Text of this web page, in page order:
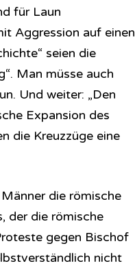
für Laun
Aggression auf einen
seien die
Man müsse auch
Und weiter: „Den
Expansion des
die Kreuzzüge eine
die römische
der die römische
gegen Bischof
nicht